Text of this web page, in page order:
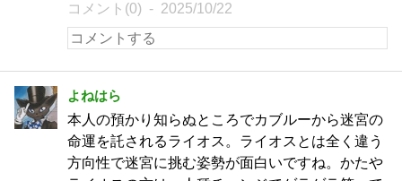
コメント(0) 2025/10/22
よねはら
本人の預かり知らぬところでカブルーから迷宮の
命運を託されるライオス。ライオスとは全く違う
方向性で迷宮に挑む姿勢が面白いですね。かたや